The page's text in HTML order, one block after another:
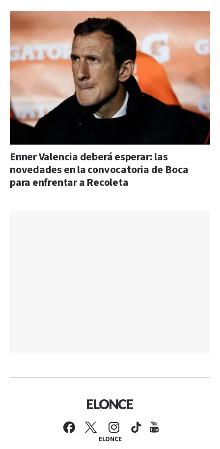
Enner Valencia deberá esperar: las
novedades en la convocatoria de Boca
para enfrentar a Recoleta
ELONCE